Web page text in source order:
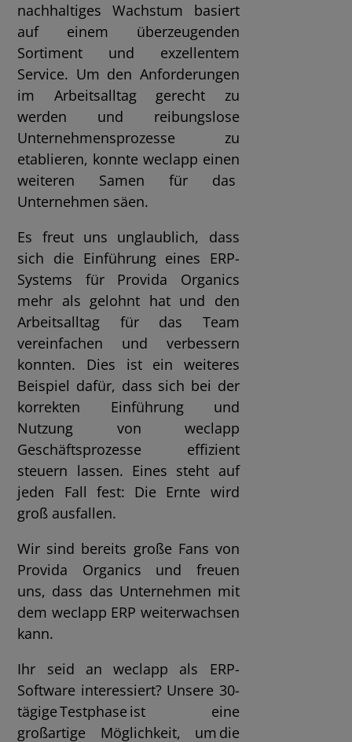
nachhaltiges Wachstum basiert
auf einem überzeugenden
Sortiment und exzellentem
Service. Um den Anforderungen
im Arbeitsalltag gerecht zu
werden und reibungslose
Unternehmensprozesse zu
etablieren, konnte weclapp einen
weiteren Samen für das
Unternehmen säen.
Es freut uns unglaublich, dass
sich die Einführung eines ERP-
Systems für Provida Organics
mehr als gelohnt hat und den
Arbeitsalltag für das Team
vereinfachen und verbessern
konnten. Dies ist ein weiteres
Beispiel dafür, dass sich bei der
korrekten Einführung und
Nutzung von weclapp
Geschäftsprozesse effizient
steuern lassen. Eines steht auf
jeden Fall fest: Die Ernte wird
groß ausfallen.
Wir sind bereits große Fans von
Provida Organics und freuen
uns, dass das Unternehmen mit
dem weclapp ERP weiterwachsen
kann.
Ihr seid an weclapp als ERP-
Software interessiert? Unsere 30-
tägige Testphase ist eine
großartige Möglichkeit, um die